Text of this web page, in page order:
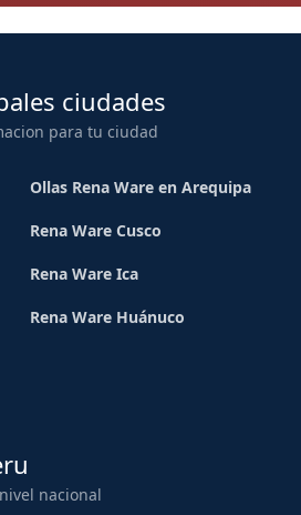
ciudades
para tu ciudad
Ollas Rena Ware en Arequipa
Rena Ware Cusco
Rena Ware Ica
Rena Ware Huánuco
nacional